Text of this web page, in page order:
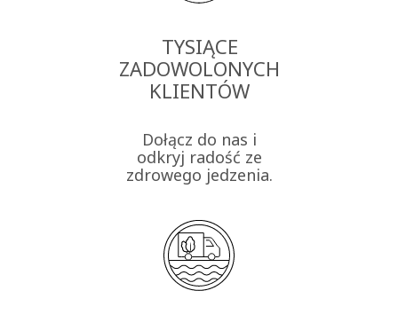
TYSIĄCE
ZADOWOLONYCH
KLIENTÓW
Dołącz do nas i
odkryj radość ze
zdrowego jedzenia.